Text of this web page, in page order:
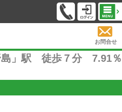
お問合せ
」駅 徒歩７分 7.91％